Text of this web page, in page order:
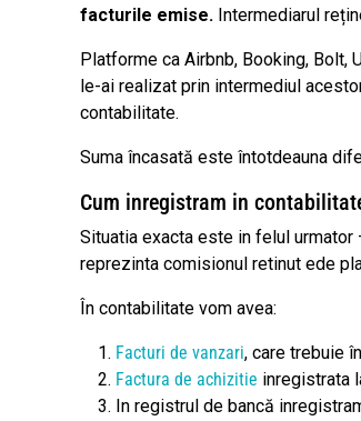
facturile emise. Intermediarul
Platforme ca Airbnb, Booking, Bolt,
le-ai realizat prin intermediul
contabilitate.
Suma încasată este întotdeauna
Cum inregistram in
Situatia exacta este in felul
reprezinta comisionul retinut ede
În contabilitate vom avea:
Facturi de vanzari, care trebuie
Factura de achizitie inregistrata
In registrul de bancă